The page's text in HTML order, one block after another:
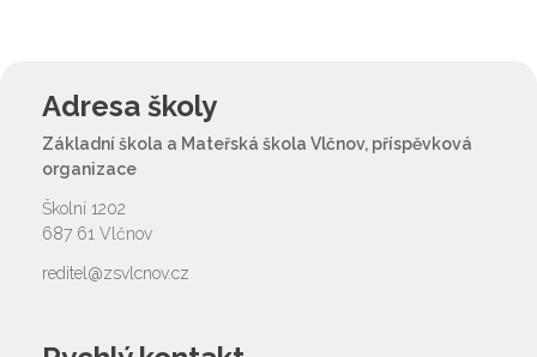
Adresa školy
Základní škola a Mateřská škola Vlčnov, příspěvková
organizace
Školní 1202
687 61 Vlčnov
reditel@zsvlcnov.cz